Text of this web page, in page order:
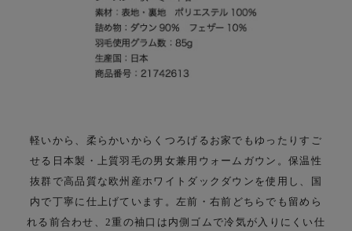
軽いから、柔らかいからくつろげる お家でもゆったりすご
せる日本製・上質羽毛の男女兼用ウォームガウン。 保温性
抜群で高品質な欧州産ホワイトダックダウンを使用し、国
内で丁寧に仕上げています。 左前・右前どちらでも留めら
れる前合わせ、2重の袖口は内側ゴムで冷気が入りにくい仕